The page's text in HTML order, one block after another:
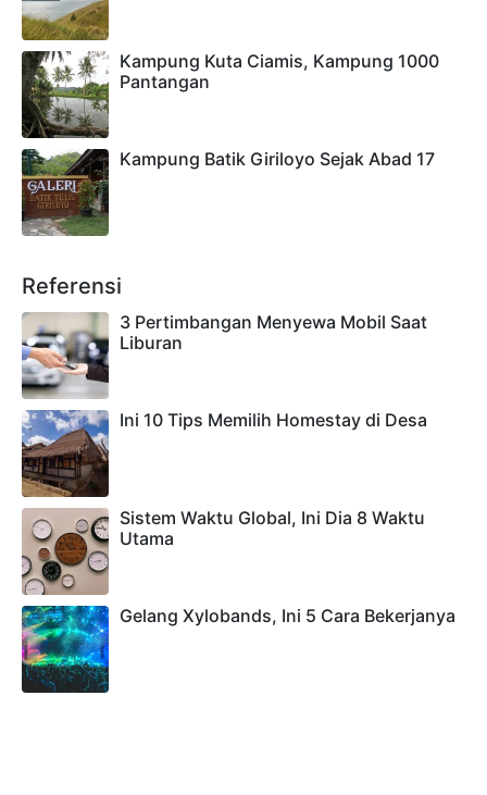
Kampung Kuta Ciamis, Kampung 1000
Pantangan
Kampung Batik Giriloyo Sejak Abad 17
Referensi
3 Pertimbangan Menyewa Mobil Saat
Liburan
Ini 10 Tips Memilih Homestay di Desa
Sistem Waktu Global, Ini Dia 8 Waktu
Utama
Gelang Xylobands, Ini 5 Cara Bekerjanya